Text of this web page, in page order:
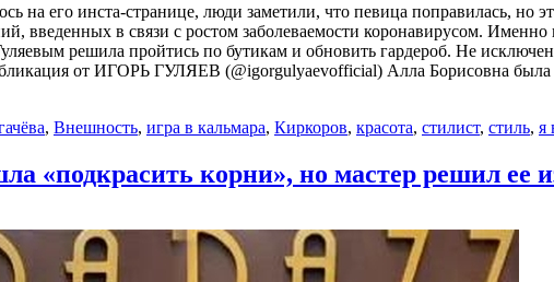
на его инста-странице, люди заметили, что певица поправилась,
введенных в связи с ростом заболеваемости коронавирусом.
решила пройтись по бутикам и обновить гардероб. Не
от ИГОРЬ ГУЛЯЕВ (@igorgulyaevofficial) Алла Борисовна
, Внешность, игра в кальмара, Киркоров, красота, стилист, стиль, я
«подкрасить корни», но мастер решил ее